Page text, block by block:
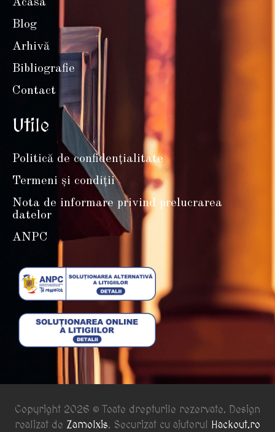
Blog
Arhivă
Bibliografie
Contact
Utile
Politică de confidențialitate
Termeni și condiții
Nota de informare privind prelucrarea
datelor
ANPC
Copyright 2026 © Toate drepturile rezervate. Design
realizat de Zamolxis. Securizat cu ajutorul Hackout.ro